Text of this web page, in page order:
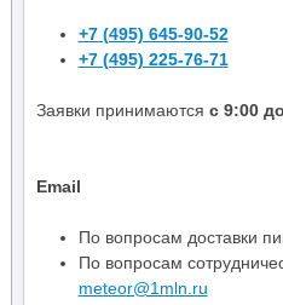
+7 (495) 645-90-52
+7 (495) 225-76-71
Заявки принимаются с 9:00
Email
По вопросам доставки
По вопросам
meteor@1mln.ru